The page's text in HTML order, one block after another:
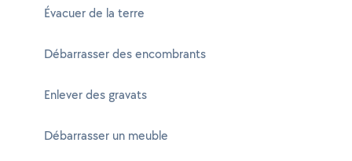
Évacuer de la terre
Débarrasser des encombrants
Enlever des gravats
Débarrasser un meuble